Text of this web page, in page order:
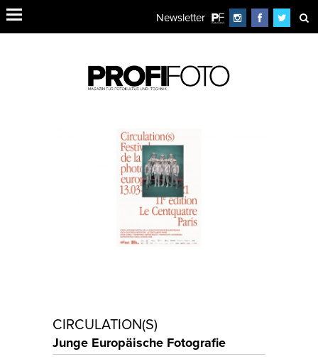
Newsletter
CIRCULATION(S)
Junge Europäische Fotografie